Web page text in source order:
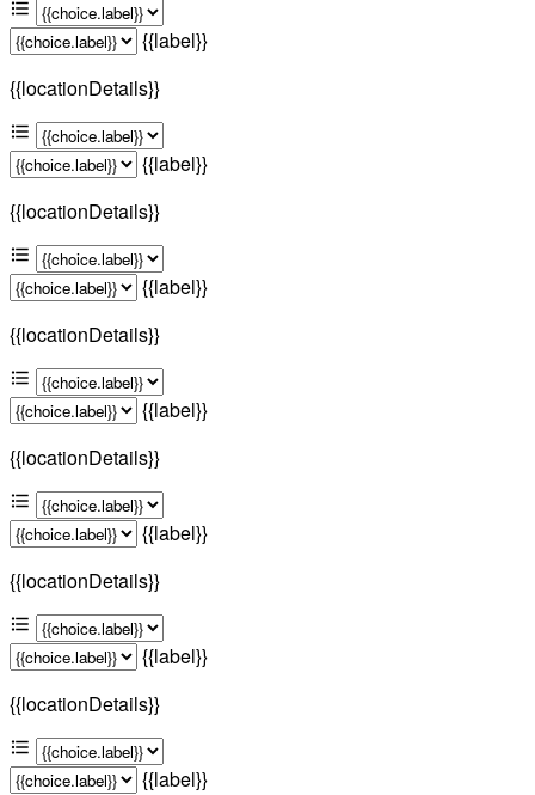
{{label}}
{{locationDetails}}
{{label}}
{{locationDetails}}
{{label}}
{{locationDetails}}
{{label}}
{{locationDetails}}
{{label}}
{{locationDetails}}
{{label}}
{{locationDetails}}
{{label}}